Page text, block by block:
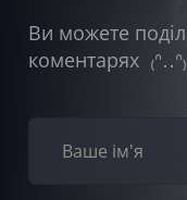
Ви можете
коментарях